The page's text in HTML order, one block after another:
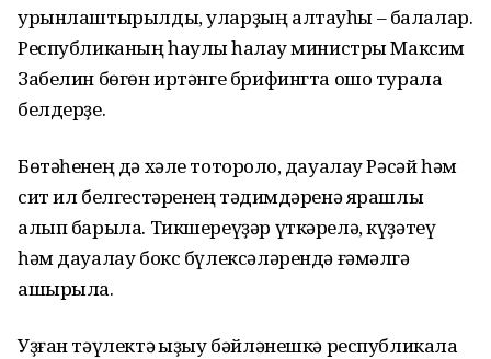
урынлаштырылды, уларҙың алтауһы – балалар.
Республиканың һаулыҡ һаҡлау министры Максим
Забелин бөгөн иртәнге брифингта ошо турала
белдерҙе.
Бөтәһенең дә хәле тотороҡло, дауалау Рәсәй һәм
сит ил белгестәренең тәҡдимдәренә ярашлы
алып барыла. Тикшереүҙәр үткәрелә, күҙәтеү
һәм дауалау бокс бүлексәләрендә ғәмәлгә
ашырыла.
Уҙған тәүлектә ҡыҙыу бәйләнешкә республикала